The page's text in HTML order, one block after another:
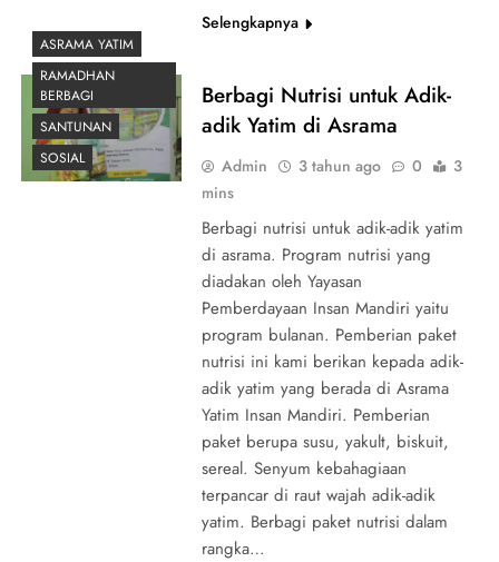
Selengkapnya
ASRAMA YATIM
RAMADHAN
BERBAGI
SANTUNAN
SOSIAL
Berbagi Nutrisi untuk Adik-
adik Yatim di Asrama
Admin 3 tahun ago 0
3
mins
Berbagi nutrisi untuk adik-adik yatim
di asrama. Program nutrisi yang
diadakan oleh Yayasan
Pemberdayaan Insan Mandiri yaitu
program bulanan. Pemberian paket
nutrisi ini kami berikan kepada adik-
adik yatim yang berada di Asrama
Yatim Insan Mandiri. Pemberian
paket berupa susu, yakult, biskuit,
sereal. Senyum kebahagiaan
terpancar di raut wajah adik-adik
yatim. Berbagi paket nutrisi dalam
rangka…